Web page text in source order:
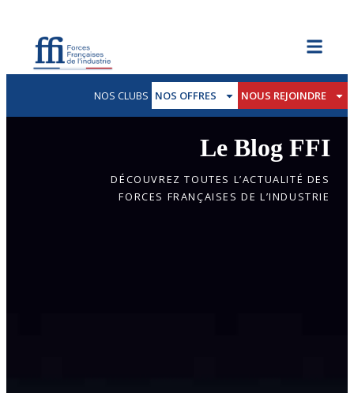
NOS CLUBS NOS OFFRES NOUS REJOINDRE
Le Blog FFI
DÉCOUVREZ TOUTES L’ACTUALITÉ DES
FORCES FRANÇAISES DE L’INDUSTRIE